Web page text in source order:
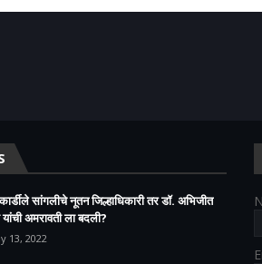
सांगलीचे नूतन जिल्हाधिकारी तर डॉ. अभिजीत
यांची अमरावती ला बदली?
13, 2022